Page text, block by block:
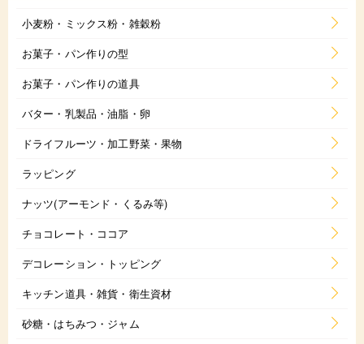
小麦粉・ミックス粉・雑穀粉
お菓子・パン作りの型
お菓子・パン作りの道具
バター・乳製品・油脂・卵
ドライフルーツ・加工野菜・果物
ラッピング
ナッツ(アーモンド・くるみ等)
チョコレート・ココア
デコレーション・トッピング
キッチン道具・雑貨・衛生資材
砂糖・はちみつ・ジャム